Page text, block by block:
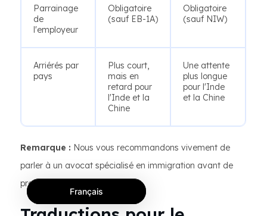
Parrainage
de
l'employeur
Obligatoire
(sauf EB-1A)
Obligatoire
(sauf NIW)
Arriérés par
pays
Plus court,
mais en
retard pour
l'Inde et la
Chine
Une attente
plus longue
pour l'Inde
et la Chine
Remarque : Nous vous recommandons vivement de
parler à un avocat spécialisé en immigration avant de
prendre une décision !
Français